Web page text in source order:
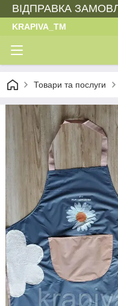
ВІДПРАВКА
KRAPIVA_TM
Товари та послуги